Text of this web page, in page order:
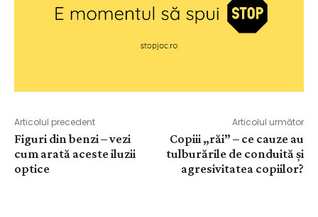
Articolul precedent
Figuri din benzi – vezi
cum arată aceste iluzii
optice
Articolul următor
Copiii „răi” – ce cauze au
tulburările de conduită şi
agresivitatea copiilor?